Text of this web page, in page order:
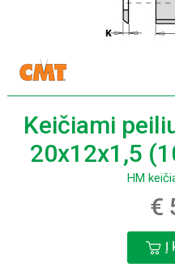
Keičiami
20x12x1,5
HM
€